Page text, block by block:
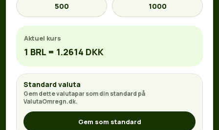
500 1000
Aktuel kurs
1 BRL = 1.2614 DKK
Standard valuta
Gem dette valutapar som din standard på
ValutaOmregn.dk.
Gem som standard